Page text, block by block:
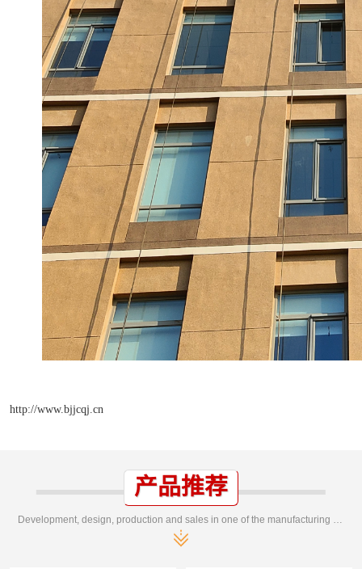
http://www.bjjcqj.cn
产品推荐